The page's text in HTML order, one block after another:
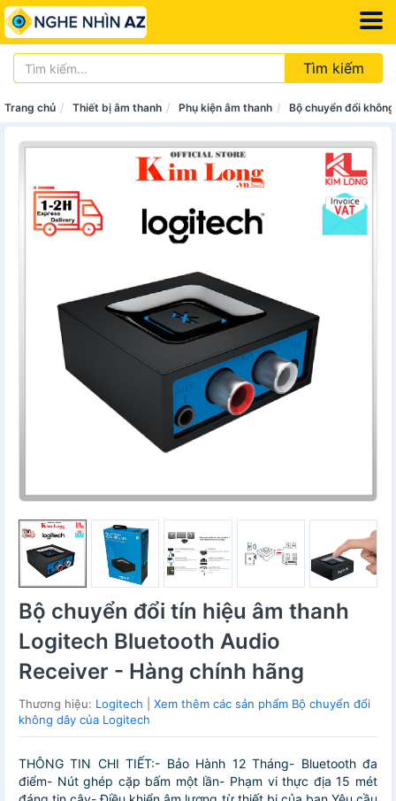
Tìm kiếm
Trang chủ Thiết bị âm thanh Phụ kiện âm thanh Bộ chuyển đổi
Bộ chuyển đổi tín hiệu âm thanh
Logitech Bluetooth Audio
Receiver - Hàng chính hãng
Thương hiệu: Logitech
Xem thêm các sản phẩm Bộ chuyển đổi
không dây của Logitech
THÔNG TIN CHI TIẾT:- Bảo Hành 12 Tháng- Bluetooth đa
điểm- Nút ghép cặp bấm một lần- Phạm vi thực địa 15 mét